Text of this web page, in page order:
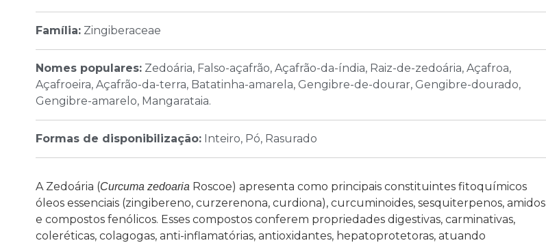
Família: Zingiberaceae
Nomes populares: Zedoária, Falso-açafrão, Açafrão-da-índia, Raiz-de-zedoária, Açafroa,
Açafroeira, Açafrão-da-terra, Batatinha-amarela, Gengibre-de-dourar, Gengibre-dourado,
Gengibre-amarelo, Mangarataia.
Formas de disponibilização: Inteiro, Pó, Rasurado
A Zedoária (Curcuma zedoaria Roscoe) apresenta como principais constituintes fitoquímicos
óleos essenciais (zingibereno, curzerenona, curdiona), curcuminoides, sesquiterpenos, amidos
e compostos fenólicos. Esses compostos conferem propriedades digestivas, carminativas,
coleréticas, colagogas, anti-inflamatórias, antioxidantes, hepatoprotetoras, atuando